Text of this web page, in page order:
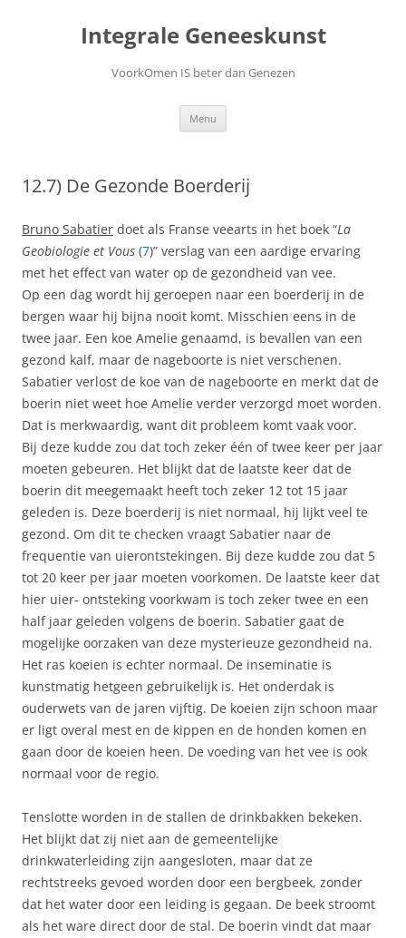
Integrale Geneeskunst
VoorkOmen IS beter dan Genezen
Menu
12.7) De Gezonde Boerderij
Bruno Sabatier doet als Franse veearts in het boek “La
Geobiologie et Vous (7)” verslag van een aardige ervaring
met het effect van water op de gezondheid van vee.
Op een dag wordt hij geroepen naar een boerderij in de
bergen waar hij bijna nooit komt. Misschien eens in de
twee jaar. Een koe Amelie genaamd, is bevallen van een
gezond kalf, maar de nageboorte is niet verschenen.
Sabatier verlost de koe van de nageboorte en merkt dat de
boerin niet weet hoe Amelie verder verzorgd moet worden.
Dat is merkwaardig, want dit probleem komt vaak voor.
Bij deze kudde zou dat toch zeker één of twee keer per jaar
moeten gebeuren. Het blijkt dat de laatste keer dat de
boerin dit meegemaakt heeft toch zeker 12 tot 15 jaar
geleden is. Deze boerderij is niet normaal, hij lijkt veel te
gezond. Om dit te checken vraagt Sabatier naar de
frequentie van uierontstekingen. Bij deze kudde zou dat 5
tot 20 keer per jaar moeten voorkomen. De laatste keer dat
hier uier- ontsteking voorkwam is toch zeker twee en een
half jaar geleden volgens de boerin. Sabatier gaat de
mogelijke oorzaken van deze mysterieuze gezondheid na.
Het ras koeien is echter normaal. De inseminatie is
kunstmatig hetgeen gebruikelijk is. Het onderdak is
ouderwets van de jaren vijftig. De koeien zijn schoon maar
er ligt overal mest en de kippen en de honden komen en
gaan door de koeien heen. De voeding van het vee is ook
normaal voor de regio.
Tenslotte worden in de stallen de drinkbakken bekeken.
Het blijkt dat zij niet aan de gemeentelijke
drinkwaterleiding zijn aangesloten, maar dat ze
rechtstreeks gevoed worden door een bergbeek, zonder
dat het water door een leiding is gegaan. De beek stroomt
als het ware direct door de stal. De boerin vindt dat maar